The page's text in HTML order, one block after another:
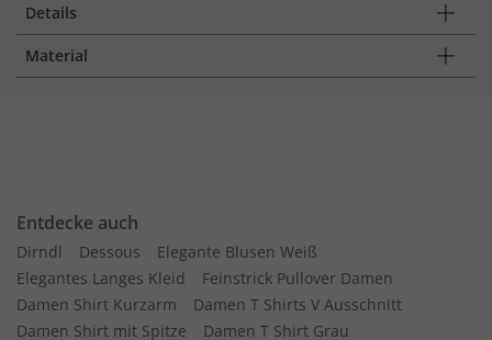
Details
Material
Entdecke auch
Dirndl Dessous
Elegante Blusen Weiß
Elegantes Langes Kleid
Feinstrick Pullover Damen
Damen Shirt Kurzarm
Damen T Shirts V Ausschnitt
Damen Shirt mit Spitze
Damen T Shirt Grau